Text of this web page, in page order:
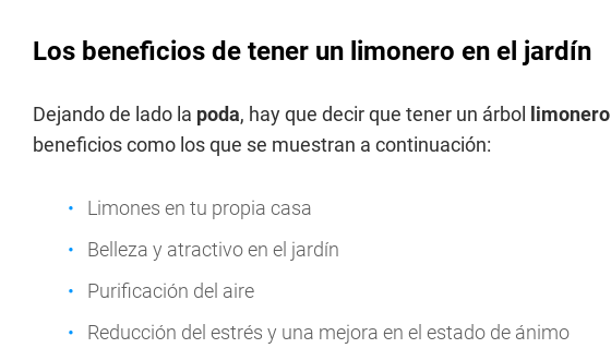
Los beneficios de tener un limonero en el jardín
Dejando de lado la poda, hay que decir que tener un árbol limonero
beneficios como los que se muestran a continuación:
Limones en tu propia casa
Belleza y atractivo en el jardín
Purificación del aire
Reducción del estrés y una mejora en el estado de ánimo